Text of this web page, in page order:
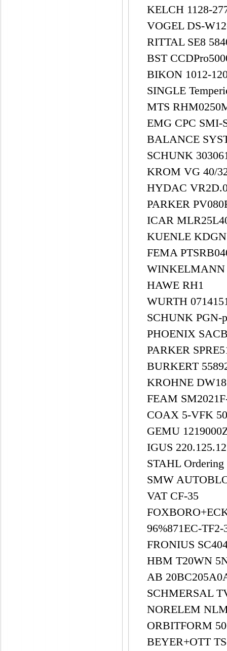
KELCH 1128-
VOGEL DS-
RITTAL SE8
BST
BIKON 1012-
SINGLE
MTS
EMG CPC SMI-
BALANCE
SCHUNK
KROM VG 40/
HYDAC
PARKER
ICAR
KUENLE
FEMA
WINKELMANN
HAWE RH1
WURTH
SCHUNK PGN-
PHOENIX
PARKER
BURKERT
KROHNE
FEAM
COAX 5-VFK
GEMU
IGUS
STAHL
SMW
VAT CF-35
96%871EC-
FRONIUS
HBM T20WN
AB
SCHMERSAL
NORELEM
ORBITFORM
BEYER+OTT